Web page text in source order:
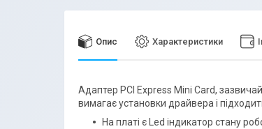
Опис Характеристики
Адаптер PCI Express Mini Card,
вимагає установки драйвера і
На платі є Led індикатор стану